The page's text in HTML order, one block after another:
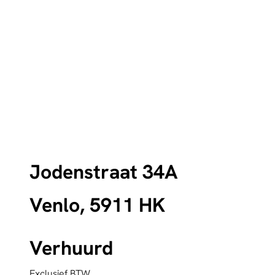
Jodenstraat 34A
Venlo, 5911 HK
Verhuurd